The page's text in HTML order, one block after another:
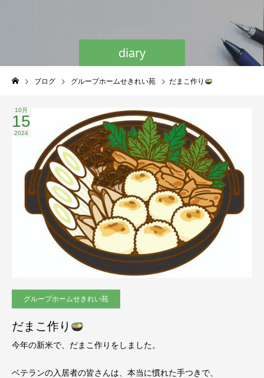
diary
ブログ グループホームせきれい苑 だまこ作り
10月
15
2024
グループホームせきれい苑
だまこ作り
今年の新米で、だまこ作りをしました。
ベテランの入居者の皆さんは、本当に慣れた手つきで、